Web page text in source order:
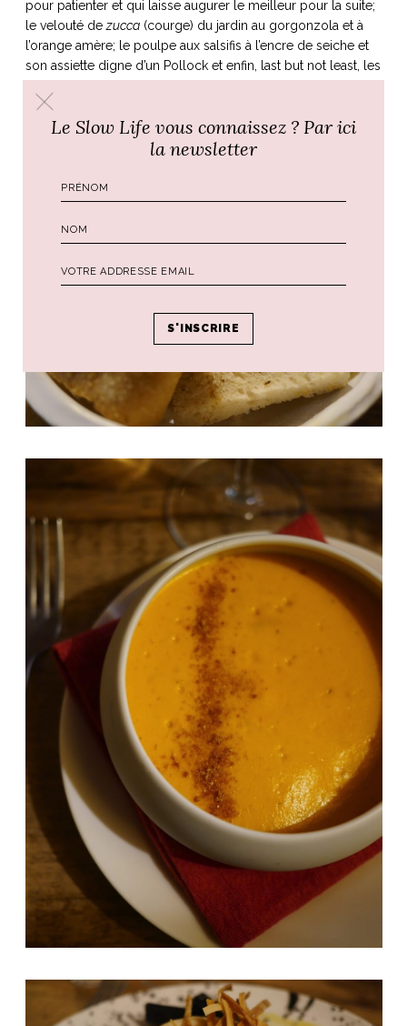
pour patienter et qui laisse augurer le meilleur pour la suite;
le velouté de zucca(courge) du jardin au gorgonzola et à
l’orange amère; le poulpe aux salsifis à l’encre de seiche et
son assiette digne d’un Pollock et enfin, last but not least, les
avec ses fleurs sauvages. Un savant mélange entre plats
traditionnels et incursions d’une cuisine plus contemporaine
où le produit brut est toujours mis en valeur.
Le Slow Life vous connaissez ? Par ici
la newsletter